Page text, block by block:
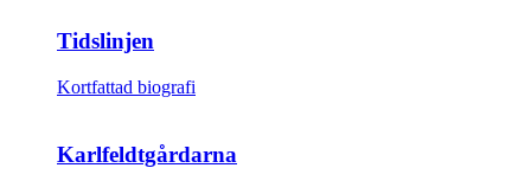
Tidslinjen
Kortfattad biografi
Karlfeldtgårdarna